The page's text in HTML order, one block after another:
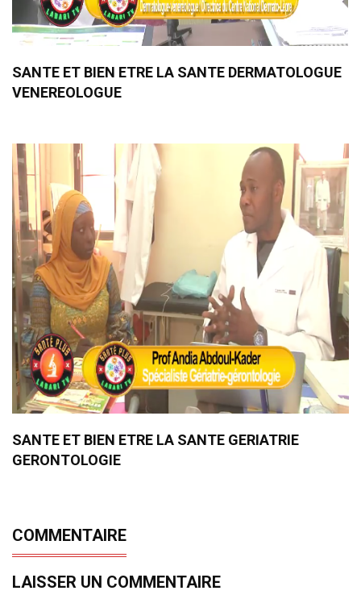
SANTE ET BIEN ETRE LA SANTE DERMATOLOGUE
VENEREOLOGUE
SANTE ET BIEN ETRE LA SANTE GERIATRIE
GERONTOLOGIE
COMMENTAIRE
LAISSER UN COMMENTAIRE